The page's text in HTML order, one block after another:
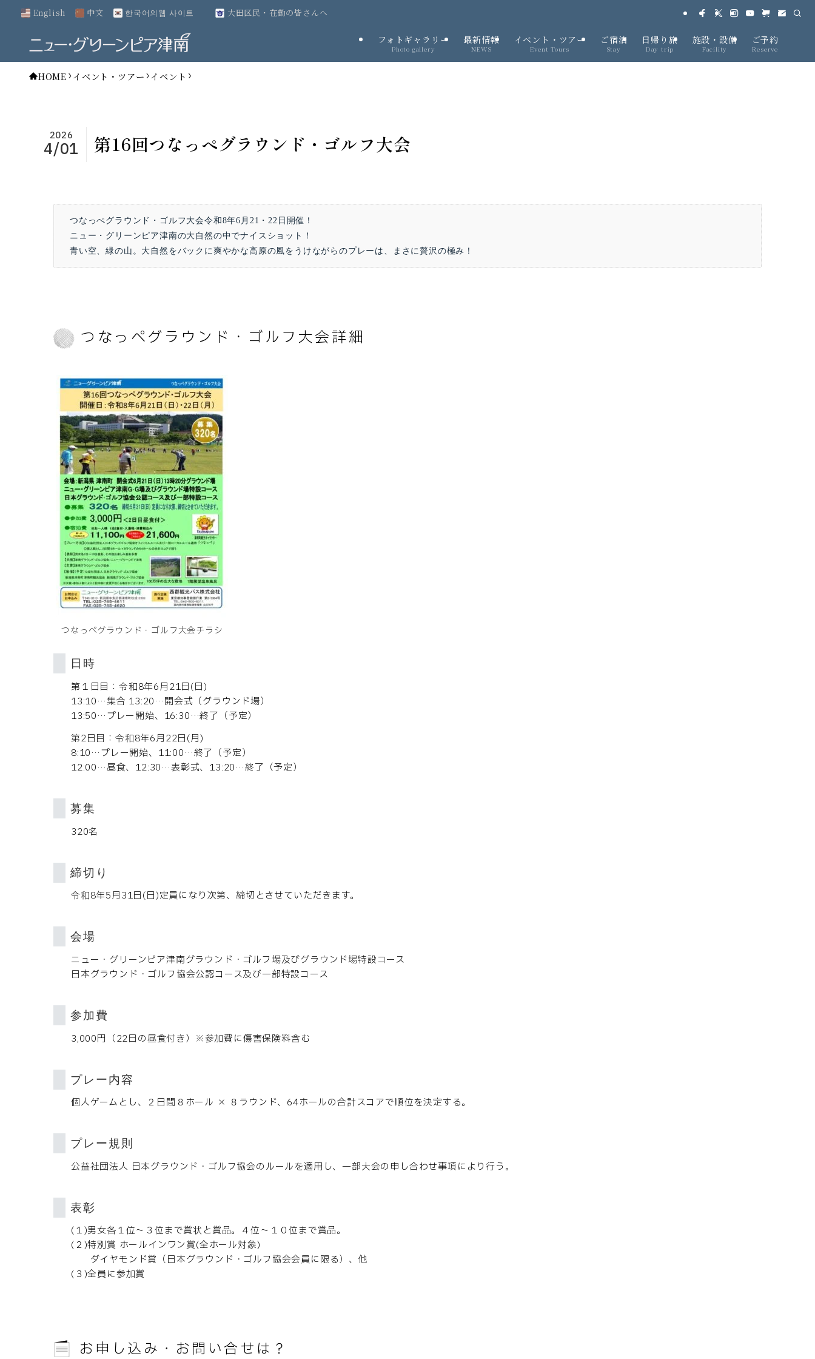
English 中文 한국어의웹 사이트 大田区民・在勤の皆さんへ
フォトギャラリー
Photo gallery
最新情報
NEWS
イベント・ツアー
Event Tours
ご宿泊
Stay
日帰り旅
Day trip
施設・設備
Facility
ご予約
Reserve
HOME イベント・ツアー イベント
第16回つなっぺグラウンド・ゴルフ大会
2026
4/01
つなっぺグラウンド・ゴルフ大会令和8年6月21・22日開催！
ニュー・グリーンピア津南の大自然の中でナイスショット！
青い空、緑の山。大自然をバックに爽やかな高原の風をうけながらのプレーは、まさに贅沢の極み！
つなっぺグラウンド・ゴルフ大会詳細
つなっぺグラウンド・ゴルフ大会チラシ
日時
第１日目：令和8年6月21日(日)
13:10…集合 13:20…開会式（グラウンド場）
13:50…プレー開始、16:30…終了（予定）
第2日目：令和8年6月22日(月)
8:10…プレー開始、11:00…終了（予定）
12:00…昼食、12:30…表彰式、13:20…終了（予定）
募集
320名
締切り
令和8年5月31日(日)定員になり次第、締切とさせていただきます。
会場
ニュー・グリーンピア津南グラウンド・ゴルフ場及びグラウンド場特設コース
日本グラウンド・ゴルフ協会公認コース及び一部特設コース
参加費
3,000円（22日の昼食付き）※参加費に傷害保険料含む
プレー内容
個人ゲームとし、２日間８ホール × ８ラウンド、64ホールの合計スコアで順位を決定する。
プレー規則
公益社団法人 日本グラウンド・ゴルフ協会のルールを適用し、一部大会の申し合わせ事項により行う。
表彰
(１)男女各１位～３位まで賞状と賞品。４位～１０位まで賞品。
(２)特別賞 ホールインワン賞(全ホール対象)
ダイヤモンド賞（日本グラウンド・ゴルフ協会会員に限る）、他
(３)全員に参加賞
お申し込み・お問い合せは？